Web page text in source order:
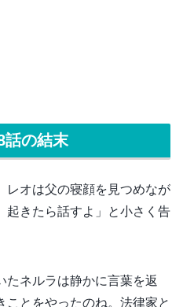
話の結末
レオは父の寝顔を見つめなが
起きたら話すよ」と小さく告
たネルラは静かに言葉を返
とをやったのね。法律家と